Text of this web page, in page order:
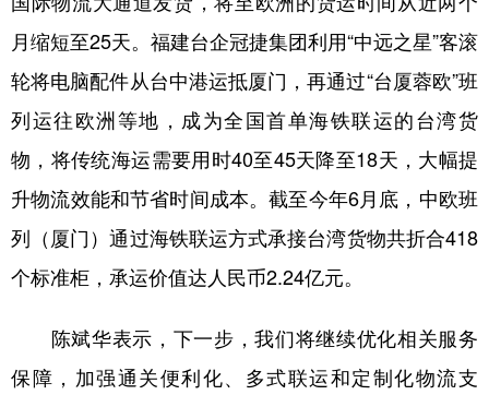
文化产业
地方频道
浙江 安徽 福建
月缩短至25天。福建台企冠捷集团利用“中远之星”客滚
轮将电脑配件从台中港运抵厦门，再通过“台厦蓉欧”班
列运往欧洲等地，成为全国首单海铁联运的台湾货
物，将传统海运需要用时40至45天降至18天，大幅提
升物流效能和节省时间成本。截至今年6月底，中欧班
列（厦门）通过海铁联运方式承接台湾货物共折合418
个标准柜，承运价值达人民币2.24亿元。
陈斌华表示，下一步，我们将继续优化相关服务
保障，加强通关便利化、多式联运和定制化物流支